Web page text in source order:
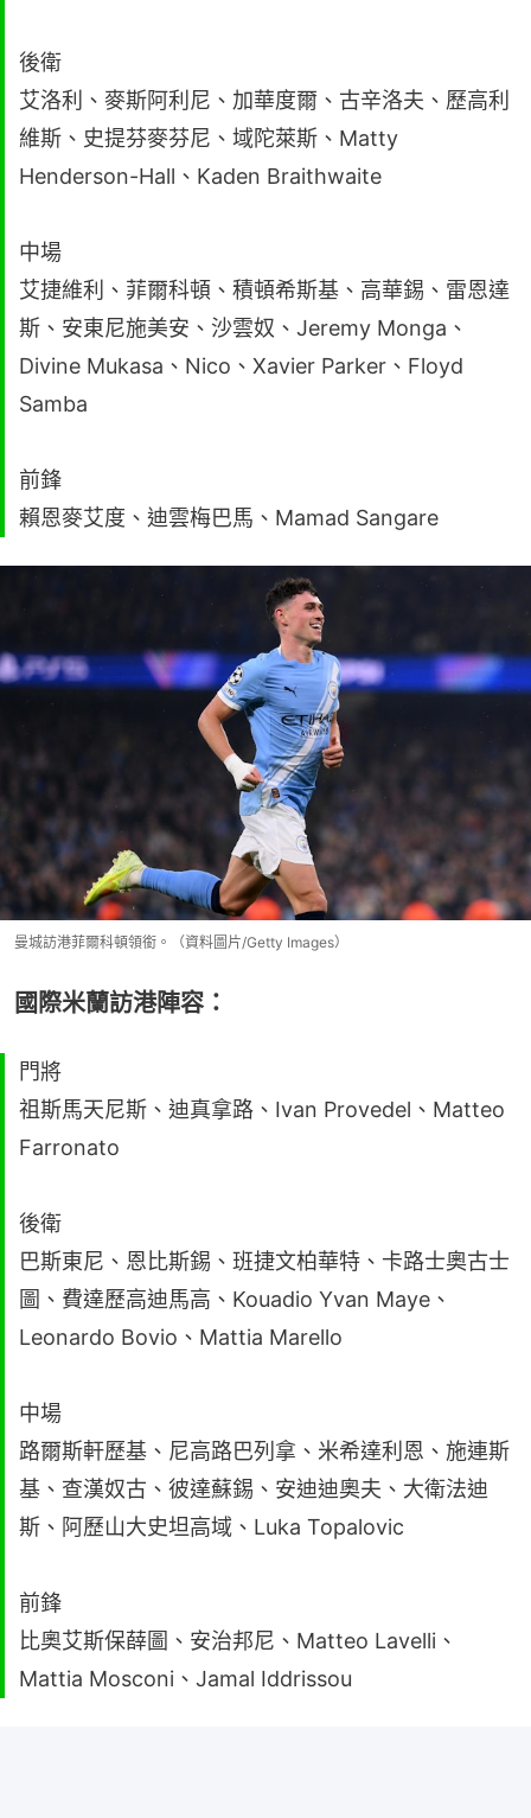
後衛
艾洛利、麥斯阿利尼、加華度爾、古辛洛夫、歷高利
維斯、史提芬麥芬尼、域陀萊斯、Matty
Henderson-Hall、Kaden Braithwaite
中場
艾捷維利、菲爾科頓、積頓希斯基、高華錫、雷恩達
斯、安東尼施美安、沙雲奴、Jeremy Monga、
Divine Mukasa、Nico、Xavier Parker、Floyd
Samba
前鋒
賴恩麥艾度、迪雲梅巴馬、Mamad Sangare
曼城訪港菲爾科頓領銜。（資料圖片/Getty Images）
國際米蘭訪港陣容：
門將
祖斯馬天尼斯、迪真拿路、Ivan Provedel、Matteo
Farronato
後衛
巴斯東尼、恩比斯錫、班捷文柏華特、卡路士奧古士
圖、費達歷高迪馬高、Kouadio Yvan Maye、
Leonardo Bovio、Mattia Marello
中場
路爾斯軒歷基、尼高路巴列拿、米希達利恩、施連斯
基、查漢奴古、彼達蘇錫、安迪迪奧夫、大衛法迪
斯、阿歷山大史坦高域、Luka Topalovic
前鋒
比奧艾斯保薛圖、安治邦尼、Matteo Lavelli、
Mattia Mosconi、Jamal Iddrissou